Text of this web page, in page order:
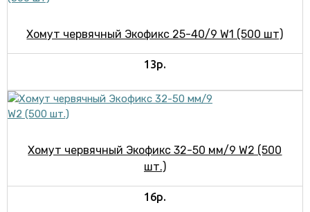
Хомут червячный Экофикс 25-40/9 W1 (500 шт)
13р.
Хомут червячный Экофикс 32-50 мм/9 W2 (500
шт.)
16р.